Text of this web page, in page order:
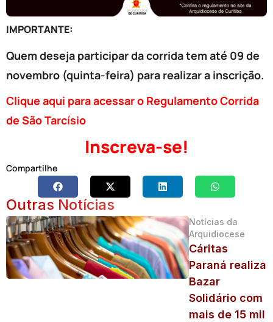
IMPORTANTE:
Quem deseja participar da corrida tem até 09 de
novembro (quinta-feira) para realizar a inscrição.
Clique aqui para acessar o Regulamento Corrida
de São Tarcísio
Inscreva-se!
Compartilhe
Outras Notícias
Notícias da
Arquidiocese
Cáritas
Paraná realiza
Bazar
Solidário com
mais de 15 mil